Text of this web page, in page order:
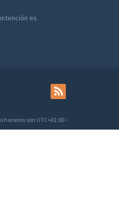
es
horarios son UTC+01:00-